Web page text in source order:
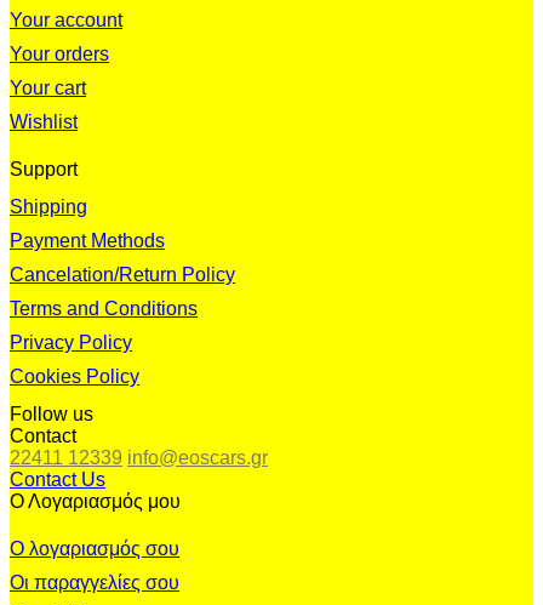
Your account
Your orders
Your cart
Wishlist
Support
Shipping
Payment Methods
Cancelation/Return Policy
Terms and Conditions
Privacy Policy
Cookies Policy
Follow us
Contact
22411 12339 info@eoscars.gr
Contact Us
Ο Λογαριασμός μου
Ο λογαριασμός σου
Οι παραγγελίες σου